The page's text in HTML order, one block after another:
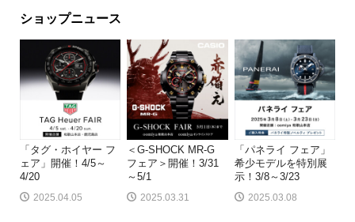
ショップニュース
「タグ・ホイヤー フ
ェア」開催！4/5～
4/20
2025.04.05
＜G-SHOCK MR-G
フェア＞開催！3/31
～5/1
2025.03.31
「パネライ フェア」
希少モデルを特別展
示！3/8～3/23
2025.03.08